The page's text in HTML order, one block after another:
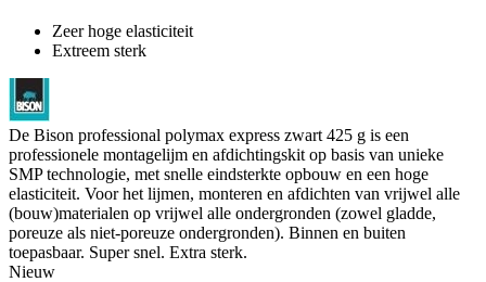
Zeer hoge elasticiteit
Extreem sterk
De Bison professional polymax express zwart 425 g is een
professionele montagelijm en afdichtingskit op basis van unieke
SMP technologie, met snelle eindsterkte opbouw en een hoge
elasticiteit. Voor het lijmen, monteren en afdichten van vrijwel alle
(bouw)materialen op vrijwel alle ondergronden (zowel gladde,
poreuze als niet-poreuze ondergronden). Binnen en buiten
toepasbaar. Super snel. Extra sterk.
Nieuw